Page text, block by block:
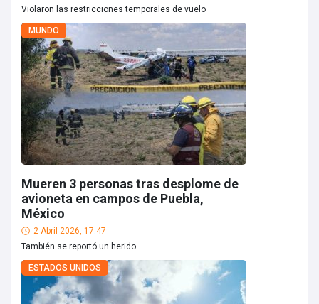
Violaron las restricciones temporales de vuelo
MUNDO
Mueren 3 personas tras desplome de
avioneta en campos de Puebla,
México
2 Abril 2026, 17:47
También se reportó un herido
ESTADOS UNIDOS